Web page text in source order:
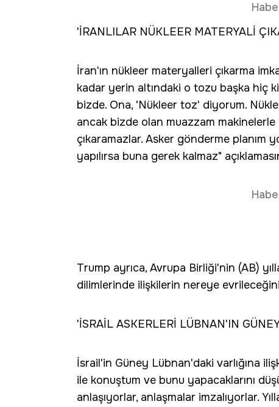
'İRANLILAR NÜKLEER MATERYALİ
İran'ın nükleer materyalleri çıkarma
kadar yerin altındaki o tozu başka hiç
bizde. Ona, 'Nükleer toz' diyorum.
ancak bizde olan muazzam makinelerle
çıkaramazlar. Asker gönderme planım
yapılırsa buna gerek kalmaz"
Trump ayrıca, Avrupa Birliği'nin (AB)
dilimlerinde ilişkilerin nereye
'İSRAİL ASKERLERİ LÜBNAN'IN
İsrail'in Güney Lübnan'daki varlığına
ile konuştum ve bunu yapacaklarını
anlaşıyorlar, anlaşmalar imzalıyorlar.